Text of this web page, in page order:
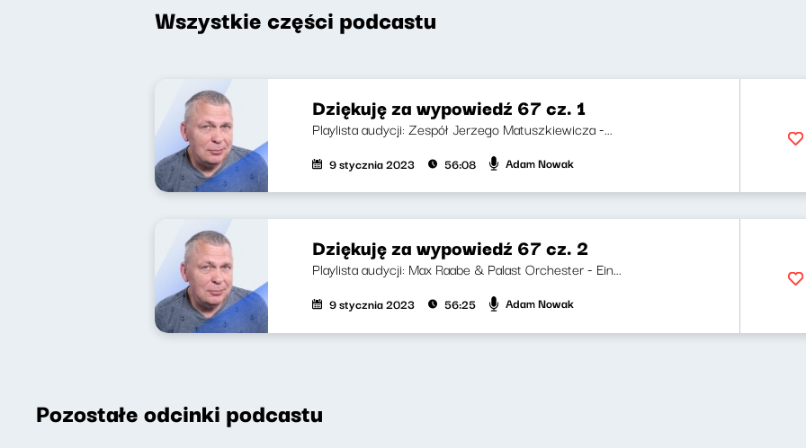
Wszystkie części podcastu
Dziękuję za wypowiedź 67 cz. 1
Playlista audycji: Zespół Jerzego Matuszkiewicza -...
9 stycznia 2023 56:08 Adam Nowak
Dziękuję za wypowiedź 67 cz. 2
Playlista audycji: Max Raabe & Palast Orchester - Ein...
9 stycznia 2023 56:25 Adam Nowak
Pozostałe odcinki podcastu